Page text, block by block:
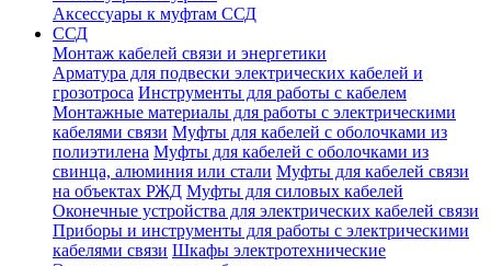
Аксессуары к муфтам ССД
ССД
Монтаж кабелей связи и энергетики
Арматура для подвески электрических кабелей и
грозотроса Инструменты для работы с кабелем
Монтажные материалы для работы с электрическими
кабелями связи Муфты для кабелей с оболочками из
полиэтилена Муфты для кабелей с оболочками из
свинца, алюминия или стали Муфты для кабелей связи
на объектах РЖД Муфты для силовых кабелей
Оконечные устройства для электрических кабелей связи
Приборы и инструменты для работы с электрическими
кабелями связи Шкафы электротехнические